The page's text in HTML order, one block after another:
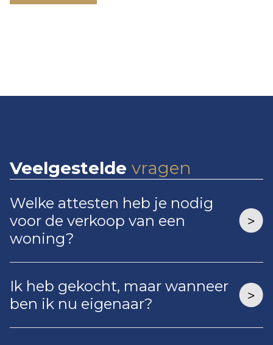
Veelgestelde vragen
Welke attesten heb je nodig
voor de verkoop van een
woning?
Ik heb gekocht, maar wanneer
ben ik nu eigenaar?